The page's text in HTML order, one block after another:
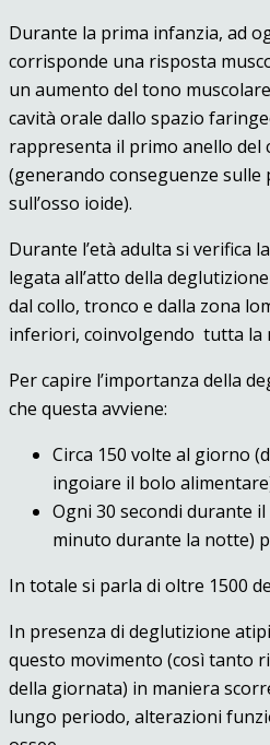
Durante la prima infanzia, ad
corrisponde una risposta
un aumento del tono
cavità orale dallo spazio
rappresenta il primo anello
(generando conseguenze sulle
sull’osso ioide).
Durante l’età adulta si verifica
legata all’atto della
dal collo, tronco e dalla zona
inferiori, coinvolgendo tutta la
Per capire l’importanza della
che questa avviene:
Circa 150 volte al giorno
ingoiare il bolo
Ogni 30 secondi durante
minuto durante la notte)
In totale si parla di oltre 1500
In presenza di deglutizione
questo movimento (così tanto
della giornata) in maniera
lungo periodo, alterazioni